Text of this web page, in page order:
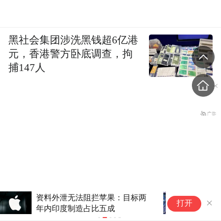
印度要搞自主AI：模型靠中国，
芯片靠美国
打开
黑社会集团涉洗黑钱超6亿港
元，香港警方卧底调查，拘
捕147人
上海一女子在台风中坠楼？